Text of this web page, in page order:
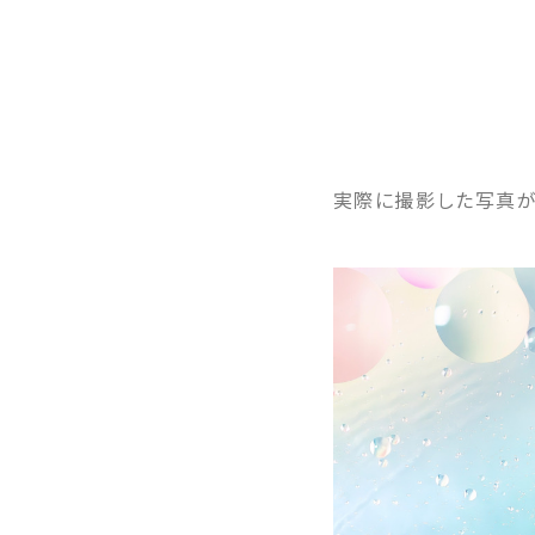
実際に撮影した写真